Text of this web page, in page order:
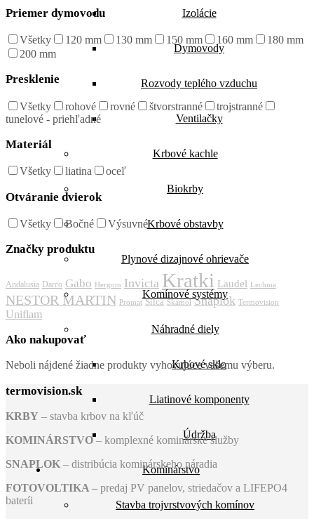
Izolácie
Dymovody
Rozvody teplého vzduchu
Ventilačky
Krbové kachle
Biokrby
Krbové obstavby
Plynové dizajnové ohrievače
Komínové systémy
Náhradné diely
Krbové sklo
Liatinové komponenty
Údržba
Kominárstvo
Stavba trojvrstvových komínov
Priemer dymovodu
Všetky 120 mm 130 mm 150 mm 160 mm
180 mm
200 mm
Presklenie
Všetky rohové rovné štvorstranné
trojstranné
tunelové - priehľadné
Materiál
Všetky liatina oceľ
Otváranie dvierok
Všetky Bočné Výsuvné
Značky produktu
Andalusia Darco Gabo Hergom Invicta Kratki Laudel Lechma
NESTOR MARTIN Promat Silca Skamol Snaplok Termovision
Uniflam
Ako nakupovať
Neboli nájdené žiadne produkty vyhovujúce vašemu výberu.
termovision.sk
KRBY – stavba krbov na kľúč
KOMINÁRSTVO– komplexné kominárske služby
SNAPLOK – distribúcia kominárskeho náradia
FOTOVOLTIKA – predaj PV panelov, striedačov a LIFEPO4
bateríi